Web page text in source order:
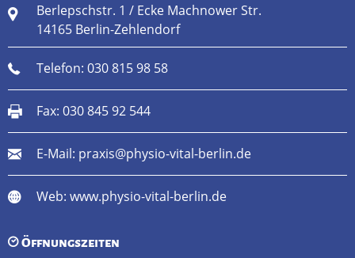
Berlepschstr. 1 / Ecke Machnower Str.
14165 Berlin-Zehlendorf
Telefon: 030 815 98 58
Fax: 030 845 92 544
E-Mail: praxis@physio-vital-berlin.de
Web: www.physio-vital-berlin.de
Öffnungszeiten